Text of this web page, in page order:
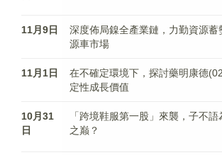
11月9日
深度佈局鎳全產業鏈，力勤資源蓄
源車市場
11月1日
在不確定環境下，探討藥明康德
定性成長價值
10月31
日
「跨境鞋服第一股」來襲，子不
之巅？